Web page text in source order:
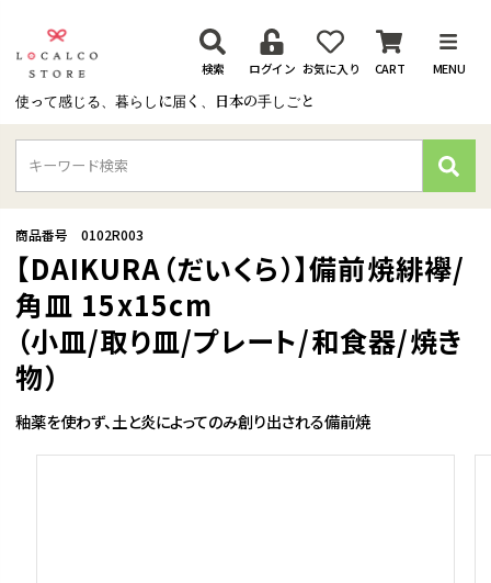
使って感じる、暮らしに届く、日本の手しごと
検索 ログイン お気に入り CART MENU
検
索
釉薬を使わず、土と炎によってのみ創り出される備前焼
【DAIKURA（だいくら）】備前焼緋襷/
角皿 15x15cm
（小皿/取り皿/プレート/和食器/焼き
物）
商品番号 0102R003